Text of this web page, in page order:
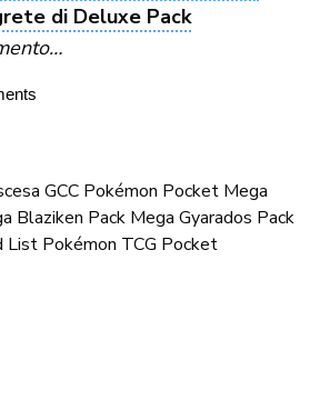
di Deluxe Pack
GCC Pokémon Pocket Mega
Blaziken Pack Mega Gyarados Pack
List Pokémon TCG Pocket